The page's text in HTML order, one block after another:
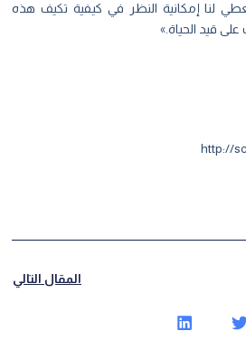
لنا إمكانية النظر في كيفية تكيف هذه
على قيد الحياة.»
http://
المقال التالي